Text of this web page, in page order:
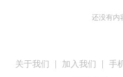
还没有内
关于我们 加入我们 手